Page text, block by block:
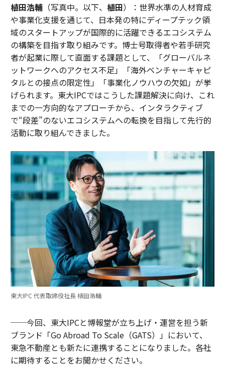
植田浩輔（写真中。以下、 植田）：世界水準の人材育成
や事業化支援を通じて、日本発の特にディープテック領
域のスタートアップが国際的に活躍できるエコシステム
の構築を目指す取り組みです。博士号取得者や若手研究
者が起業に際して直面する課題として、「グローバルネ
ットワークへのアクセス不足」「海外ベンチャーキャピ
タルとの接点の限定性」「事業化ノウハウの欠如」が挙
げられます。東大IPCではこうした課題解決に向け、これ
までの一方向的なアプローチから、インタラクティブ
で“段差”のないエコシステムへの転換を目指して先行的
活動に取り組んできました。
東大IPC 代表取締役社長 植田浩輔
──今回、東大IPCと博報堂が立ち上げ・運営を担う新
ブランド「Go Abroad To Scale（GATS）」において、
東急不動産とも新たに連携することになりました。各社
に期待することをお聞かせください。